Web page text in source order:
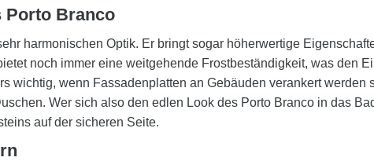
Porto Branco
harmonischen Optik. Er bringt sogar höherwertige
noch immer eine weitgehende Frostbeständigkeit, was den
wichtig, wenn Fassadenplatten an Gebäuden verankert
Wer sich also den edlen Look des Porto Branco in das
auf der sicheren Seite.